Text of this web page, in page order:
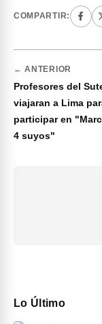
COMPARTIR:
← ANTERIOR
Profesores del
viajaran a Lima
participar en
4 suyos"
Lo Último